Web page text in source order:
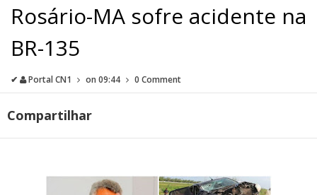
Rosário-MA sofre acidente na
BR-135
✔ Portal CN1 on 09:44 0 Comment
Compartilhar